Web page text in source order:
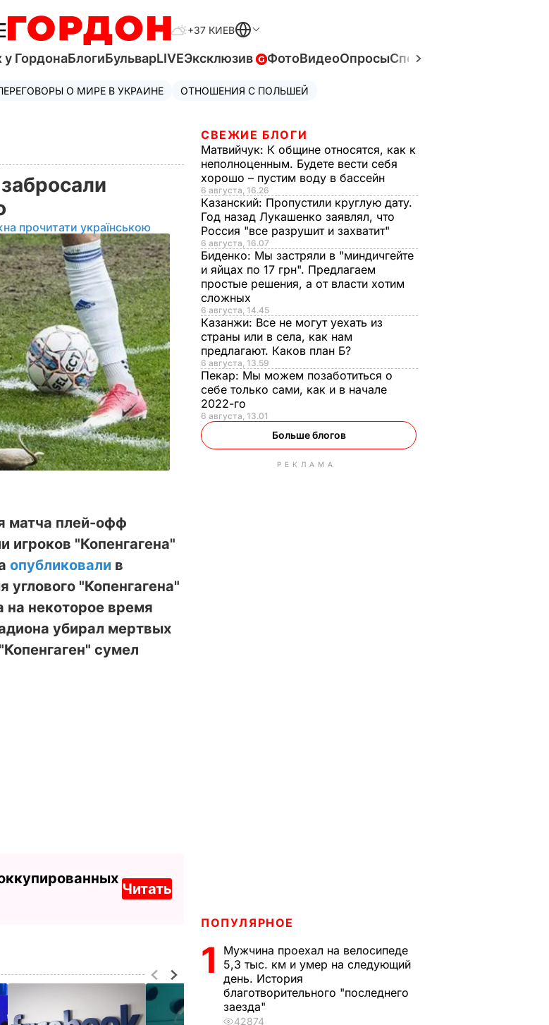
+37 КИЕВ
у ГордонаБлогиБульварLIVEЭксклюзив ФотоВидеоОпросыСпецпроекты
О МИРЕ В УКРАИНЕ ОТНОШЕНИЯ С ПОЛЬШЕЙ
прочитати українською
матча плей-офф
игроков "Копенгагена"
опубликовали в
углового "Копенгагена"
на некоторое время
убирал мертвых
сумел
Читать
СВЕЖИЕ БЛОГИ
Матвийчук: К общине относятся, как к
неполноценным. Будете вести себя
хорошо – пустим воду в бассейн
6 августа, 16.26
Казанский: Пропустили круглую дату.
Год назад Лукашенко заявлял, что
Россия "все разрушит и захватит"
6 августа, 16.07
Биденко: Мы застряли в "миндичгейте
и яйцах по 17 грн". Предлагаем
простые решения, а от власти хотим
сложных
6 августа, 14.45
Казанжи: Все не могут уехать из
страны или в села, как нам
предлагают. Каков план Б?
6 августа, 13.59
Пекар: Мы можем позаботиться о
себе только сами, как и в начале
2022-го
6 августа, 13.01
Больше блогов
РЕКЛАМА
ПОПУЛЯРНОЕ
1
Мужчина проехал на велосипеде
5,3 тыс. км и умер на следующий
день. История
благотворительного "последнего
заезда"
42874